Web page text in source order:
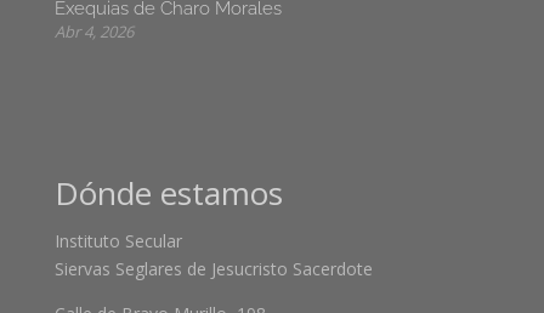
Exequias de Charo Morales
Abr 4, 2026
Dónde estamos
Instituto Secular
Siervas Seglares de Jesucristo Sacerdote